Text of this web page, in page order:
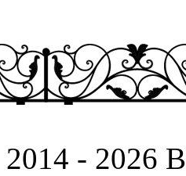
- 2026